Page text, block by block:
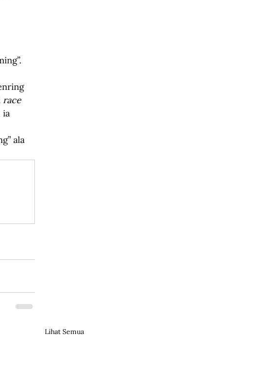
race
ia
ala
Lihat Semua